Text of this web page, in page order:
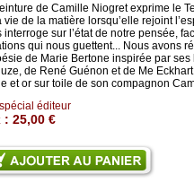
de Camille Niogret exprime le
vie de la matière lorsqu’elle rejoint
interroge sur l’état de notre pensée,
qui nous guettent... Nous avons
de Marie Bertone inspirée par
de René Guénon et de Me
et or sur toile de son compagnon
éditeur
: 25,00 €